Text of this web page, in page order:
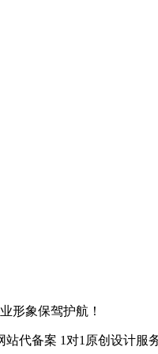
形象保驾护航！
站代备案 1对1原创设计服